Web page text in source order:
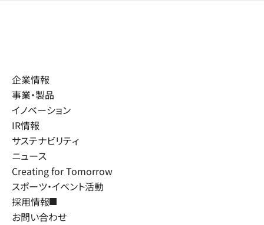
企業情報
事業・製品
イノベーション
IR情報
サステナビリティ
ニュース
Creating for Tomorrow
スポーツ・イベント活動
採用情報
お問い合わせ